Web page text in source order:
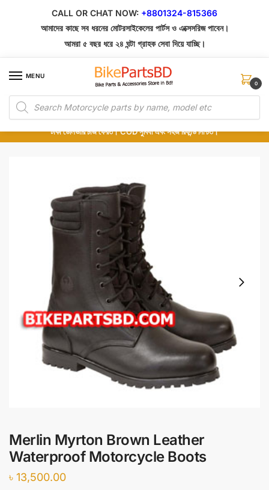
CALL OR CHAT NOW: +8801324-815366
আমাদের কাছে সব ধরনের মোটরসাইকেলের পার্টস ও এক্সেসরিজ পাবেন।
আমরা ৫ বছর ধরে ২৪ ঘন্টা গ্রাহক সেবা দিয়ে যাচ্ছি।
MENU
Products
search
0
১০০% অরিজিনাল পার্টস – শোরুম থেকে সরাসরি সংগ্রহ এবং শুধুমাত্র কুরিয়ার সার্ভিসে ডেলিভারি।
অর্ডার করার পর পার্টের ছবি দেখুন। পছন্দ হলে Cash on Delivery দিন, না হলে ৫ মিনিটে ১৯৯
টাকা ডেলিভারি চার্জ ফেরত। COD সুবিধা এবং সহজ রিফান্ড নিশ্চিত।
Merlin Myrton Brown Leather
Waterproof Motorcycle Boots
৳ 13,500.00